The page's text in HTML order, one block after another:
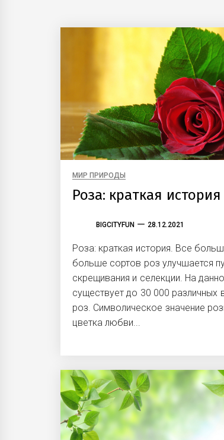
МИР ПРИРОДЫ
Роза: краткая история
BIGCITYFUN 28.12.2021
Роза: краткая история. Все
больше сортов роз улучшается
скрещивания и селекции. На
существует до 30 000 различных
роз. Символическое значение
цветка любви...